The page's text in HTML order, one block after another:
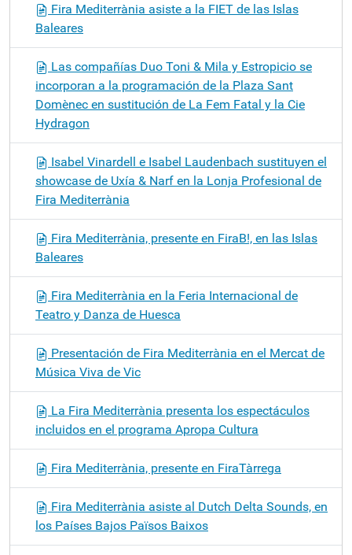
Fira Mediterrània asiste a la FIET de las Islas
Baleares
Las compañías Duo Toni & Mila y Estropicio se
incorporan a la programación de la Plaza Sant
Domènec en sustitución de La Fem Fatal y la Cie
Hydragon
Isabel Vinardell e Isabel Laudenbach sustituyen el
showcase de Uxía & Narf en la Lonja Profesional de
Fira Mediterrània
Fira Mediterrània, presente en FiraB!, en las Islas
Baleares
Fira Mediterrània en la Feria Internacional de
Teatro y Danza de Huesca
Presentación de Fira Mediterrània en el Mercat de
Música Viva de Vic
La Fira Mediterrània presenta los espectáculos
incluidos en el programa Apropa Cultura
Fira Mediterrània, presente en FiraTàrrega
Fira Mediterrània asiste al Dutch Delta Sounds, en
los Países Bajos Països Baixos